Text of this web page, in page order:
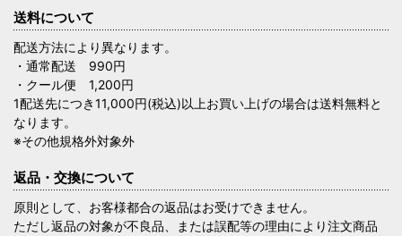
送料について
配送方法により異なります。
・通常配送 990円
・クール便 1,200円
1配送先につき11,000円(税込)以上お買い上げの場合は送料無料と
なります。
※その他規格外対象外
返品・交換について
原則として、お客様都合の返品はお受けできません。
ただし返品の対象が不良品、または誤配等の理由により注文商品